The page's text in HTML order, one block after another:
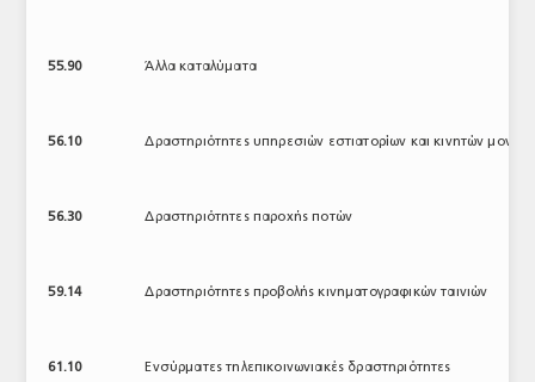
55.90 Άλλα καταλύματα
56.10 Δραστηριότητες υπηρεσιών εστιατορίων και κινητών
56.30 Δραστηριότητες παροχής ποτών
59.14 Δραστηριότητες προβολής κινηματογραφικών ταινιών
61.10 Ενσύρματες τηλεπικοινωνιακές δραστηριότητες